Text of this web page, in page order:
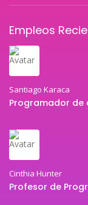
Empleos
Santiago Karaca
Programador de
Cinthia Hunter
Profesor de